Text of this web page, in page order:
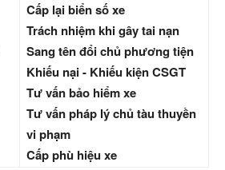
Cấp lại biển số xe
Trách nhiệm khi gây tai nạn
Sang tên đổi chủ phương tiện
Khiếu nại - Khiếu kiện CSGT
Tư vấn bảo hiểm xe
Tư vấn pháp lý chủ tàu thuyền
vi phạm
Cấp phù hiệu xe